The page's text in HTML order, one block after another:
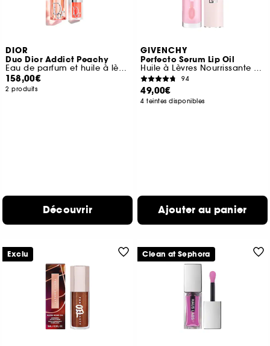
DIOR
Duo Dior Addict Peachy
Eau de parfum et huile à lèvres hydratante
158,00€
2 produits
Découvrir
GIVENCHY
Perfecto Serum Lip Oil
Huile à Lèvres Nourrissante et Brillante Longue-Tenue
94
49,00€
4 teintes disponibles
Ajouter au panier
Exclu Clean at Sephora